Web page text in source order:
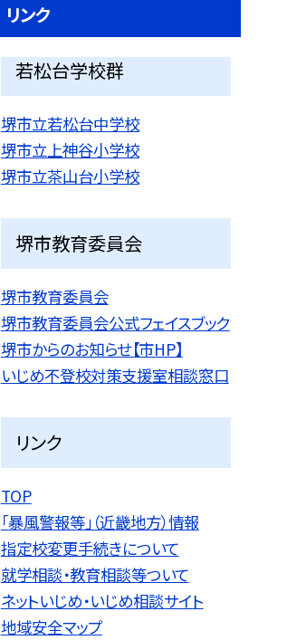
リンク
若松台学校群
堺市立若松台中学校
堺市立上神谷小学校
堺市立茶山台小学校
堺市教育委員会
堺市教育委員会
堺市教育委員会公式フェイスブック
堺市からのお知らせ【市HP】
いじめ不登校対策支援室相談窓口
リンク
TOP
「暴風警報等」（近畿地方）情報
指定校変更手続きについて
就学相談・教育相談等ついて
ネットいじめ・いじめ相談サイト
地域安全マップ